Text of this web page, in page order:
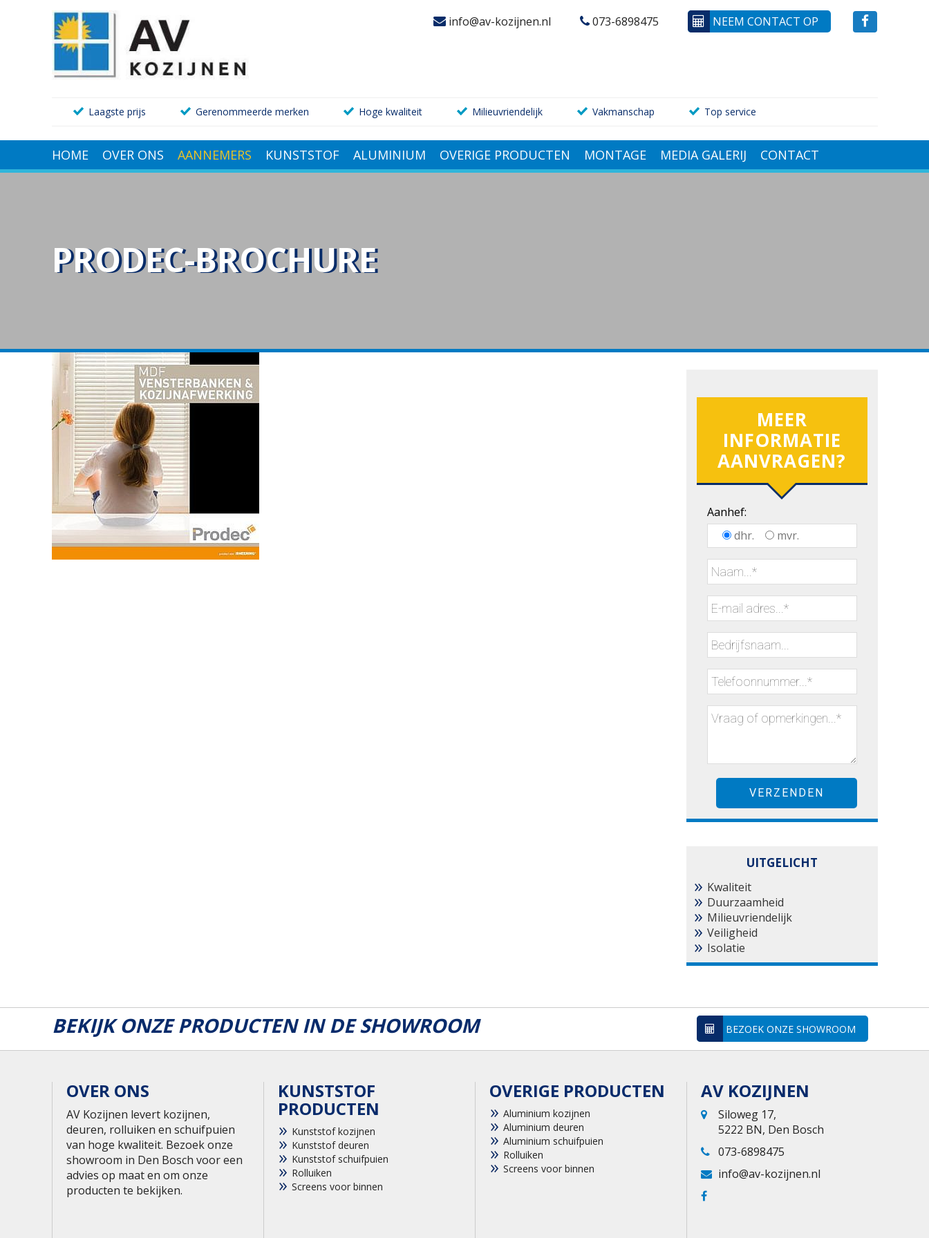
info@av-kozijnen.nl 073-6898475 NEEM CONTACT OP
Laagste prijs Gerenommeerde merken Hoge kwaliteit Milieuvriendelijk Vakmanschap Top service
HOME OVER ONS AANNEMERS KUNSTSTOF ALUMINIUM OVERIGE PRODUCTEN MONTAGE MEDIA GALERIJ CONTACT
PRODEC-BROCHURE
MEER
INFORMATIE
AANVRAGEN?
Aanhef:
dhr.
mvr.
UITGELICHT
Kwaliteit
Duurzaamheid
Milieuvriendelijk
Veiligheid
Isolatie
BEKIJK ONZE PRODUCTEN IN DE SHOWROOM BEZOEK ONZE SHOWROOM
OVER ONS
AV Kozijnen levert kozijnen,
deuren, rolluiken en schuifpuien
van hoge kwaliteit. Bezoek onze
showroom in Den Bosch voor een
advies op maat en om onze
producten te bekijken.
KUNSTSTOF
PRODUCTEN
Kunststof kozijnen
Kunststof deuren
Kunststof schuifpuien
Rolluiken
Screens voor binnen
OVERIGE PRODUCTEN
Aluminium kozijnen
Aluminium deuren
Aluminium schuifpuien
Rolluiken
Screens voor binnen
AV KOZIJNEN
Siloweg 17,
5222 BN, Den Bosch
073-6898475
info@av-kozijnen.nl